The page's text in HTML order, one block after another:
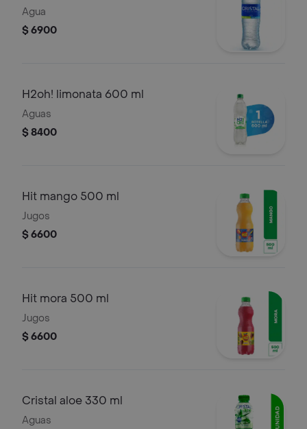
Agua
$ 6900
H2oh! limonata 600 ml
Aguas
$ 8400
Hit mango 500 ml
Jugos
$ 6600
Hit mora 500 ml
Jugos
$ 6600
Cristal aloe 330 ml
Aguas